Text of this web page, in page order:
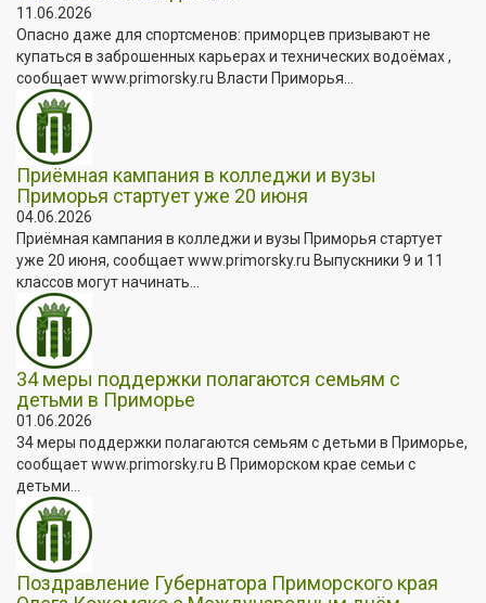
11.06.2026
Опасно даже для спортсменов: приморцев призывают не
купаться в заброшенных карьерах и технических водоёмах ,
сообщает www.primorsky.ru Власти Приморья...
Приёмная кампания в колледжи и вузы
Приморья стартует уже 20 июня
04.06.2026
Приёмная кампания в колледжи и вузы Приморья стартует
уже 20 июня, сообщает www.primorsky.ru Выпускники 9 и 11
классов могут начинать...
34 меры поддержки полагаются семьям с
детьми в Приморье
01.06.2026
34 меры поддержки полагаются семьям с детьми в Приморье,
сообщает www.primorsky.ru В Приморском крае семьи с
детьми...
Поздравление Губернатора Приморского края